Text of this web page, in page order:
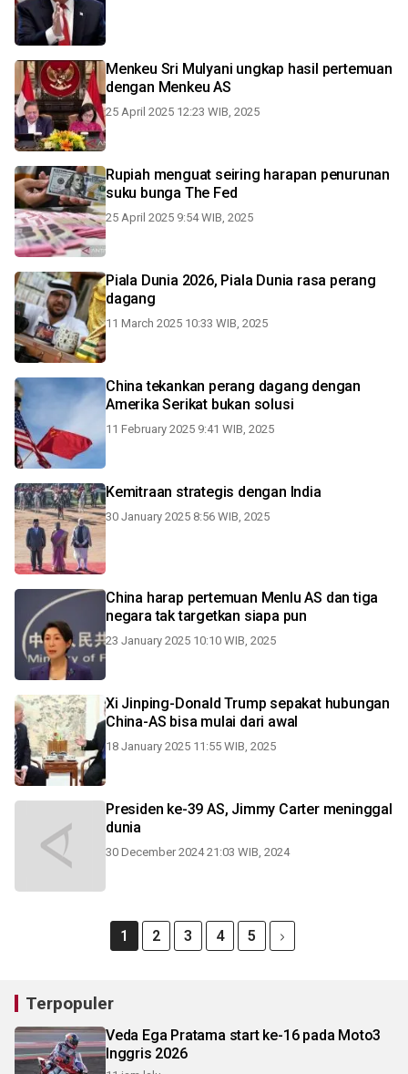
Menkeu Sri Mulyani ungkap hasil pertemuan
dengan Menkeu AS
25 April 2025 12:23 WIB, 2025
Rupiah menguat seiring harapan penurunan
suku bunga The Fed
25 April 2025 9:54 WIB, 2025
Piala Dunia 2026, Piala Dunia rasa perang
dagang
11 March 2025 10:33 WIB, 2025
China tekankan perang dagang dengan
Amerika Serikat bukan solusi
11 February 2025 9:41 WIB, 2025
Kemitraan strategis dengan India
30 January 2025 8:56 WIB, 2025
China harap pertemuan Menlu AS dan tiga
negara tak targetkan siapa pun
23 January 2025 10:10 WIB, 2025
Xi Jinping-Donald Trump sepakat hubungan
China-AS bisa mulai dari awal
18 January 2025 11:55 WIB, 2025
Presiden ke-39 AS, Jimmy Carter meninggal
dunia
30 December 2024 21:03 WIB, 2024
1 2 3 4 5
Terpopuler
Veda Ega Pratama start ke-16 pada Moto3
Inggris 2026